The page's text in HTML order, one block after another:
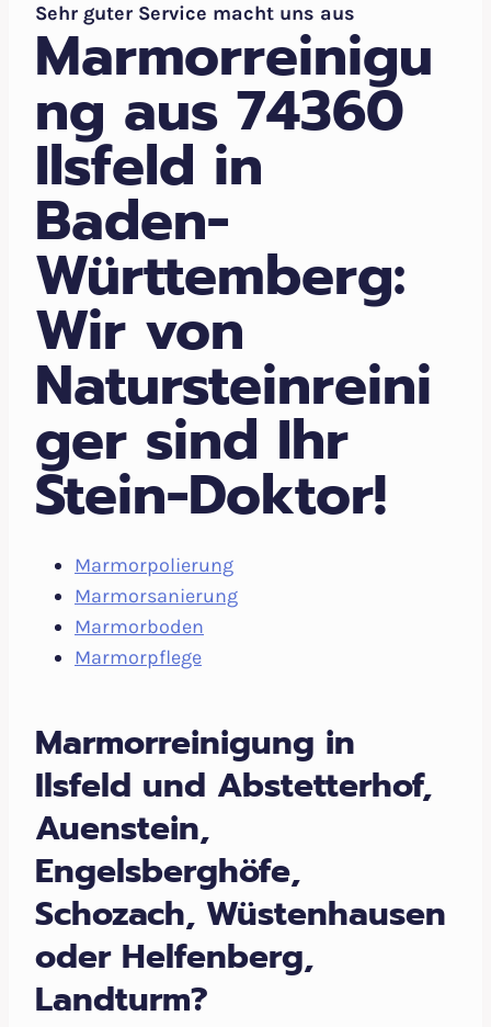
Sehr guter Service macht uns aus
Marmorreinigu
ng aus 74360
Ilsfeld in
Baden-
Württemberg:
Wir von
Natursteinreini
ger sind Ihr
Stein-Doktor!
Marmorpolierung
Marmorsanierung
Marmorboden
Marmorpflege
Marmorreinigung in
Ilsfeld und Abstetterhof,
Auenstein,
Engelsberghöfe,
Schozach, Wüstenhausen
oder Helfenberg,
Landturm?